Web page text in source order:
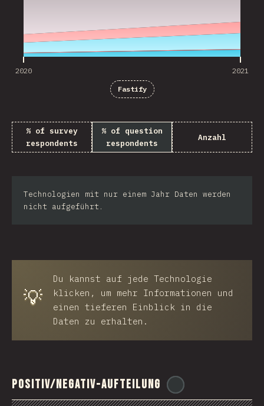
2020 2021
Fastify
% of survey
respondents
% of question
respondents
Anzahl
Technologien mit nur einem Jahr Daten werden
nicht aufgeführt.
💡
Du kannst auf jede Technologie
klicken, um mehr Informationen und
einen tieferen Einblick in die
Daten zu erhalten.
Positiv/Negativ-Aufteilung